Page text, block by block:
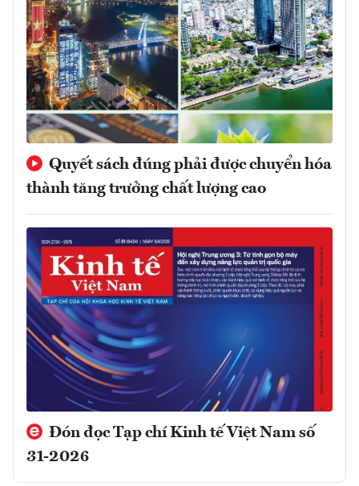
Quyết sách đúng phải được chuyển hóa
thành tăng trưởng chất lượng cao
Đón đọc Tạp chí Kinh tế Việt Nam số
31-2026